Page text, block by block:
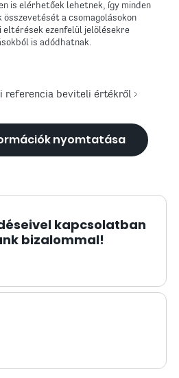
is elérhetőek lehetnek, így minden
a csomagolásokon
eltérések ezenfelül jelölésekre
is adódhatnak.
referencia beviteli értékről
nyomtatása
kapcsolatban
bizalommal!